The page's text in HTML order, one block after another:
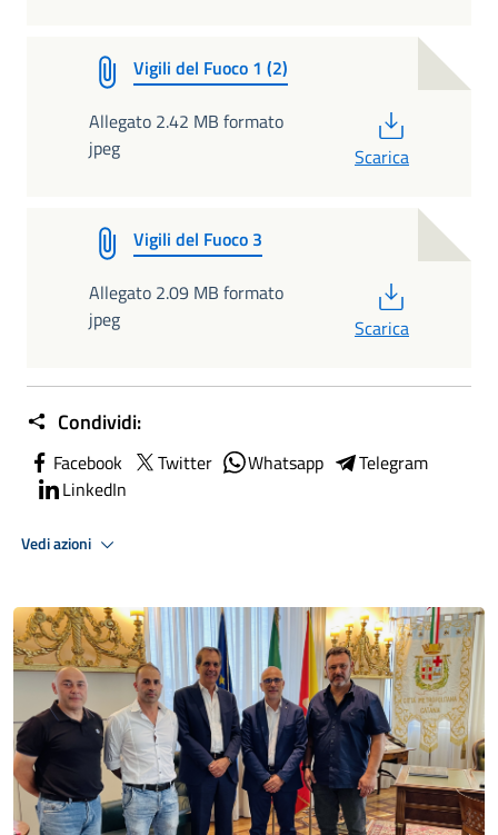
Vigili del Fuoco 1 (2)
Allegato 2.42 MB formato
jpeg
Scarica
Vigili del Fuoco 3
Allegato 2.09 MB formato
jpeg
Scarica
Condividi:
Facebook Twitter Whatsapp
Telegram
LinkedIn
Vedi azioni